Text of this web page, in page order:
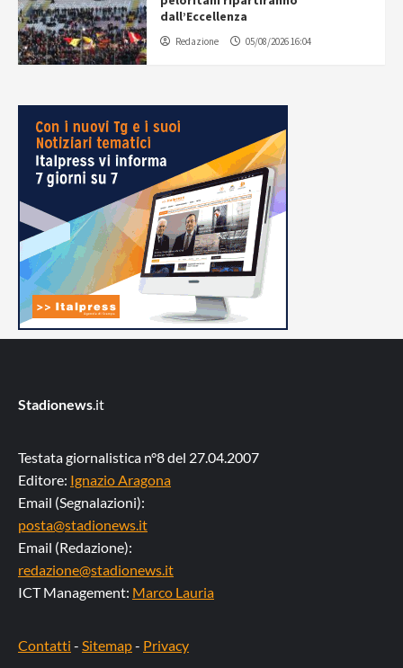
dall’Eccellenza
Redazione 05/08/2026 16:04
Stadionews.it
Testata giornalistica n°8 del 27.04.2007
Editore: Ignazio Aragona
Email (Segnalazioni):
posta@stadionews.it
Email (Redazione):
redazione@stadionews.it
ICT Management: Marco Lauria
Contatti - Sitemap- Privacy